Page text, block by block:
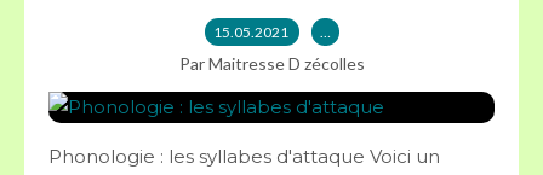
15.05.2021 …
Par Maitresse D zécolles
Phonologie : les syllabes d'attaque Voici un